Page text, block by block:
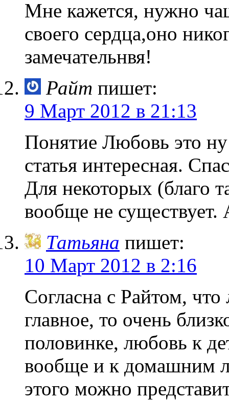
Мне кажется, нужно
своего сердца,оно
замечательнвя!
Райт пишет:
9 Март 2012 в 21:13
Понятие Любовь это
статья интересная.
Для некоторых (благо
вообще не
Татьяна пишет:
10 Март 2012 в 2:16
Согласна с Райтом,
главное, то очень
половинке, любовь к
вообще и к домашним
этого можно